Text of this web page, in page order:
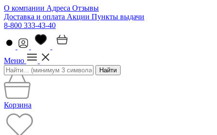
О компании Адреса Отзывы
Доставка и оплата Акции Пункты выдачи
8-800 333-43-40
Меню
Найти
Корзина